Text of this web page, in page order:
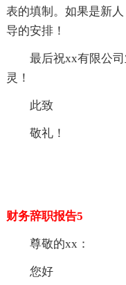
表的填制。如果是新
导的安排！
最后祝xx有限公
灵！
此致
敬礼！
财务辞职报告5
尊敬的xx：
您好